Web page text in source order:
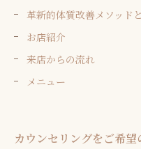
革新的体質改善メソッド
お店紹介
来店からの流れ
メニュー
カウンセリングをご希望